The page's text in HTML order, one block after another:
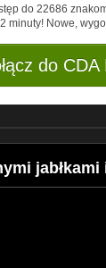
do 22686
minuty! Nowe,
do